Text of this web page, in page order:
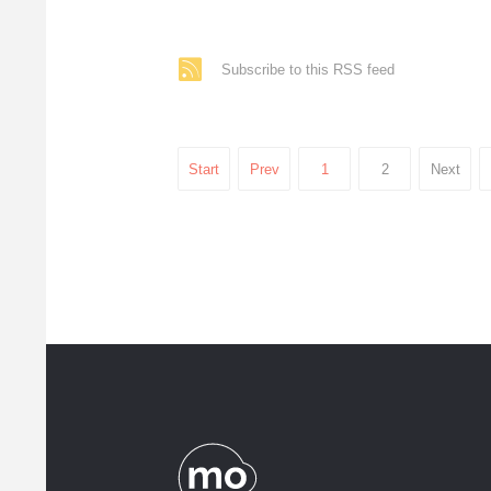
Subscribe to this RSS feed
Start Prev 1 2 Next